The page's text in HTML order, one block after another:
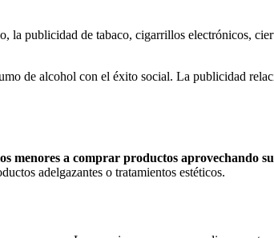
la publicidad de tabaco, cigarrillos electrónicos,
de alcohol con el éxito social. La publicidad
menores a comprar productos aprovechando
adelgazantes o tratamientos estéticos.